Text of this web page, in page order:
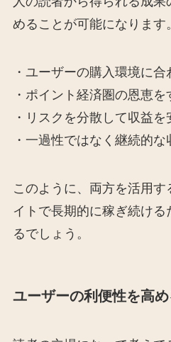
めることが可能になります。
・ユーザーの購入環境に合
・ポイント経済圏の恩恵を
・リスクを分散して収益を
・一過性ではなく継続的な
このように、両方を活用
イトで長期的に稼ぎ続ける
るでしょう。
ユーザーの利便性を高め